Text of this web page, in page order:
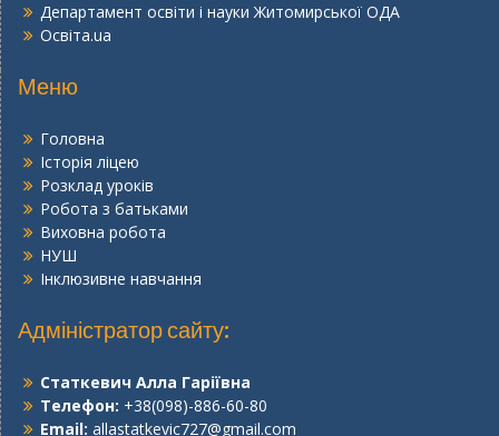
Департамент освіти і науки Житомирської ОДА
Освіта.ua
Меню
Головна
Історія ліцею
Розклад уроків
Робота з батьками
Виховна робота
НУШ
Інклюзивне навчання
Адміністратор сайту:
Статкевич Алла Гаріївна
Телефон: +38(098)-886-60-80
Email: allastatkevic727@gmail.com